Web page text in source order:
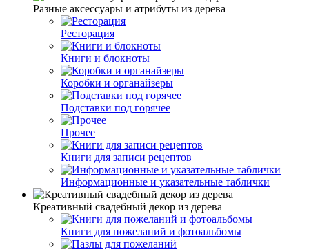
Разные аксессуары и атрибуты из дерева
Ресторация
Книги и блокноты
Коробки и органайзеры
Подставки под горячее
Прочее
Книги для записи рецептов
Информационные и указательные таблички
Креативный свадебный декор из дерева
Книги для пожеланий и фотоальбомы